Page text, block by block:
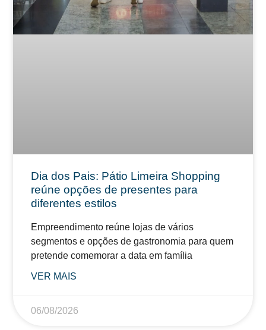
Dia dos Pais: Pátio Limeira Shopping
reúne opções de presentes para
diferentes estilos
Empreendimento reúne lojas de vários
segmentos e opções de gastronomia para quem
pretende comemorar a data em família
VER MAIS
06/08/2026